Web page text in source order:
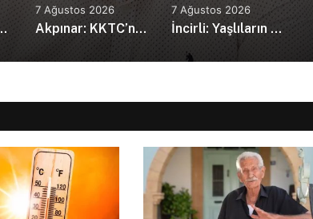
Suudi Arabistan’da
7 Ağustos 2026
Akpınar: KKTC’nin güvenlik politikalarını bütüncül bir yaklaşımla yeniden değerlendirmesi gerekiyor
7 Ağustos 2026
İncirli: Yaşlıların kaliteli ve erişilebilir bakım hizmeti alması en temel önceliğimiz